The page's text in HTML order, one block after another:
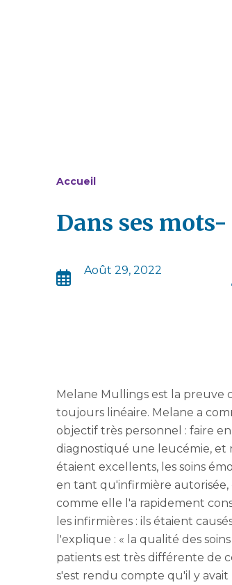
Accueil
Dans ses
Août 29, 2022
Melane Mullings est la preuve
toujours linéaire. Melane a
objectif très personnel : faire
diagnostiqué une leucémie, et
étaient excellents, les soins
en tant qu'infirmière autorisée,
comme elle l'a rapidement
les infirmières : ils étaient
l'explique : « la qualité des
patients est très différente de
s'est rendu compte qu'il y